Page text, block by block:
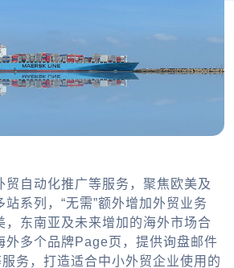
自动化推广等服务，聚焦欧美及
系列，“无需”额外增加外贸业务
，东南亚及未来增加的海外市场合
外多个品牌Page页，提供询盘邮件
服务，打造适合中小外贸企业使用的